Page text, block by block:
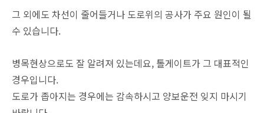
그 외에도 차선이 줄어들거나 도로위의 공사가 주요 원인이 될
수 있습니다.
병목현상으로도 잘 알려져 있는데요, 톨게이트가 그 대표적인
경우입니다.
도로가 좁아지는 경우에는 감속하시고 양보운전 잊지 마시기